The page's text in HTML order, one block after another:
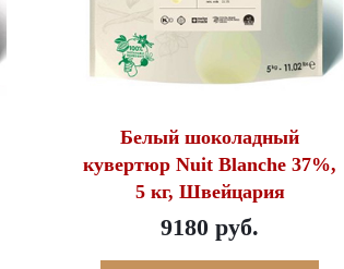
Белый шоколадный
кувертюр Nuit Blanche 37%,
5 кг, Швейцария
9180 руб.